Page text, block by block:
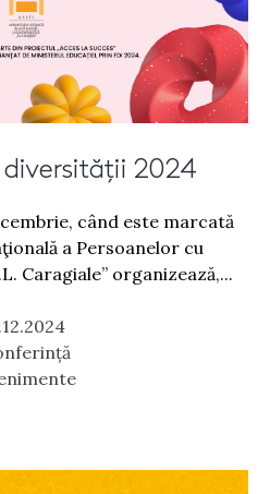
2024
când este marcată
a Persoanelor cu
Caragiale” organizează,...